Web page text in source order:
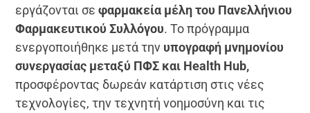
εργάζονται σεφαρμακεία μέλη του Πανελλήνιου
Φαρμακευτικού Συλλόγου. Το πρόγραμμα
ενεργοποιήθηκε μετά την υπογραφή μνημονίου
συνεργασίας μεταξύ ΠΦΣ και Health Hub,
προσφέροντας δωρεάν κατάρτιση στις νέες
τεχνολογίες, την τεχνητή νοημοσύνη και τις